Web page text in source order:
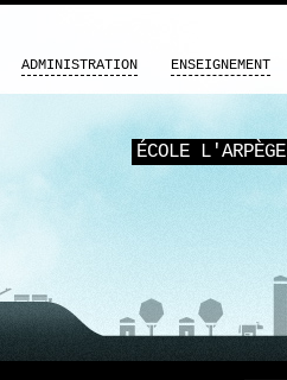
ÉCOLE L'ARPÈGE
ADMINISTRATION ENSEIGNEMENT